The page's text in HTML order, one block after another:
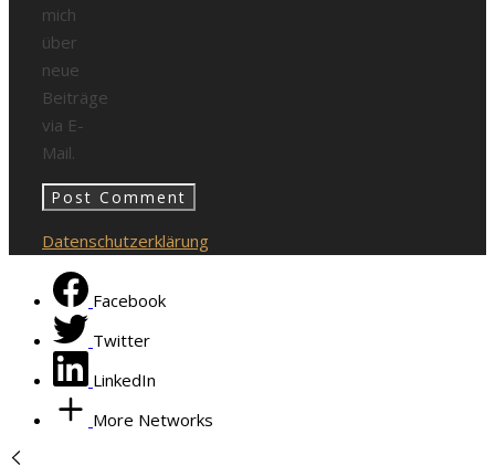
mich
über
neue
Beiträge
via E-
Mail.
Datenschutzerklärung
Facebook
Twitter
LinkedIn
More Networks